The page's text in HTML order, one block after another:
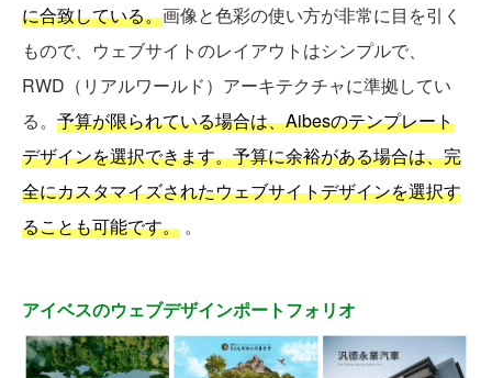
に合致している。画像と色彩の使い方が非常に目を引く
もので、ウェブサイトのレイアウトはシンプルで、
RWD（リアルワールド）アーキテクチャに準拠してい
る。 予算が限られている場合は、Aibesのテンプレート
デザインを選択できます。予算に余裕がある場合は、完
全にカスタマイズされたウェブサイトデザインを選択す
ることも可能です。 。
アイベスのウェブデザインポートフォリオ